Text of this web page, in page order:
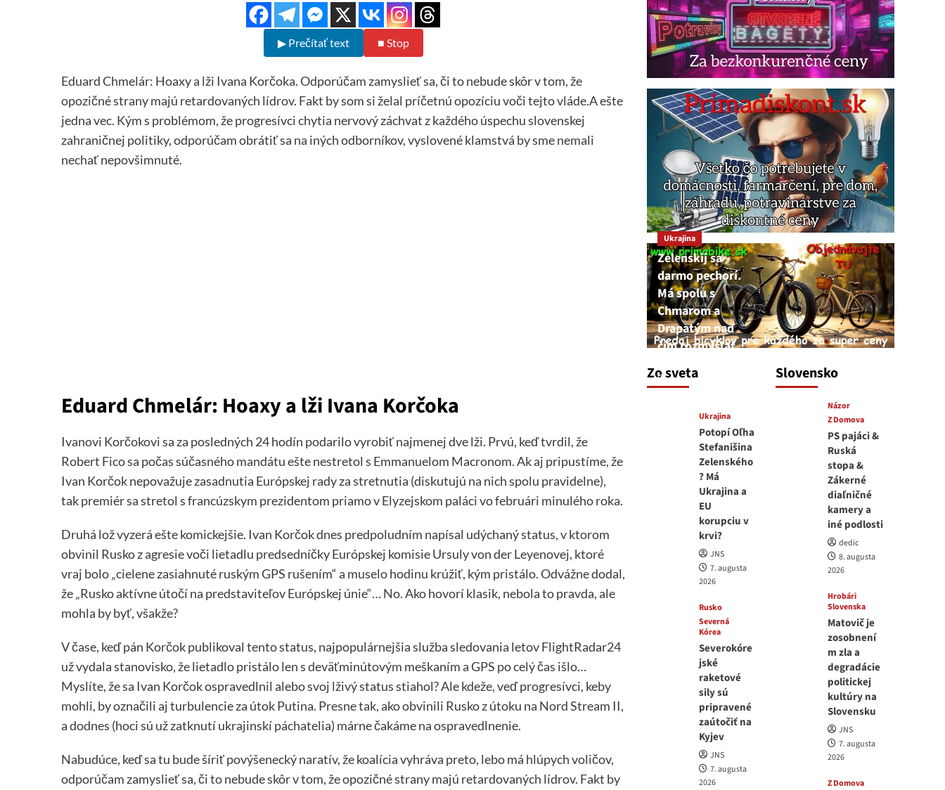
▶ Prečítať text ■ Stop
Eduard Chmelár: Hoaxy a lži Ivana Korčoka. Odporúčam zamyslieť sa, či to nebude skôr v tom, že
opozičné strany majú retardovaných lídrov. Fakt by som si želal príčetnú opozíciu voči tejto vláde.A ešte
jedna vec. Kým s problémom, že progresívci chytia nervový záchvat z každého úspechu slovenskej
zahraničnej politiky, odporúčam obrátiť sa na iných odborníkov, vyslovené klamstvá by sme nemali
nechať nepovšimnuté.
Eduard Chmelár: Hoaxy a lži Ivana Korčoka
Ivanovi Korčokovi sa za posledných 24 hodín podarilo vyrobiť najmenej dve lži. Prvú, keď tvrdil, že
Robert Fico sa počas súčasného mandátu ešte nestretol s Emmanuelom Macronom. Ak aj pripustíme, že
Ivan Korčok nepovažuje zasadnutia Európskej rady za stretnutia (diskutujú na nich spolu pravidelne),
tak premiér sa stretol s francúzskym prezidentom priamo v Elyzejskom paláci vo februári minulého roka.
Druhá lož vyzerá ešte komickejšie. Ivan Korčok dnes predpoludním napísal udýchaný status, v ktorom
obvinil Rusko z agresie voči lietadlu predsedníčky Európskej komisie Ursuly von der Leyenovej, ktoré
vraj bolo „cielene zasiahnuté ruským GPS rušením“ a muselo hodinu krúžiť, kým pristálo. Odvážne dodal,
že „Rusko aktívne útočí na predstaviteľov Európskej únie“… No. Ako hovorí klasik, nebola to pravda, ale
mohla by byť, všakže?
V čase, keď pán Korčok publikoval tento status, najpopulárnejšia služba sledovania letov FlightRadar24
už vydala stanovisko, že lietadlo pristálo len s deväťminútovým meškaním a GPS po celý čas išlo…
Myslíte, že sa Ivan Korčok ospravedlnil alebo svoj lživý status stiahol? Ale kdeže, veď progresívci, keby
mohli, by označili aj turbulencie za útok Putina. Presne tak, ako obvinili Rusko z útoku na Nord Stream II,
a dodnes (hoci sú už zatknutí ukrajinskí páchatelia) márne čakáme na ospravedlnenie.
Nabudúce, keď sa tu bude šíriť povýšenecký naratív, že koalícia vyhráva preto, lebo má hlúpych voličov,
odporúčam zamyslieť sa, či to nebude skôr v tom, že opozičné strany majú retardovaných lídrov. Fakt by
Zo sveta
Ukrajina
Zelenskij sa
darmo pechorí.
Má spolu s
Chmarom a
Drapatým nad
čím rozmýšľať
medvedar
8. augusta 2026
Ukrajina
Potopí Oľha
Stefanišina
Zelenského
? Má
Ukrajina a
EU
korupciu v
krvi?
JNS
7. augusta
2026
Rusko
Severná
Kórea
Severokóre
jské
raketové
sily sú
pripravené
zaútočiť na
Kyjev
JNS
7. augusta
2026
Slovensko
Názor
Z Domova
PS pajáci &
Ruská
stopa &
Zákerné
diaľničné
kamery a
iné podlosti
dedic
8. augusta
2026
Hrobári
Slovenska
Matovič je
zosobnení
m zla a
degradácie
politickej
kultúry na
Slovensku
JNS
7. augusta
2026
Z Domova